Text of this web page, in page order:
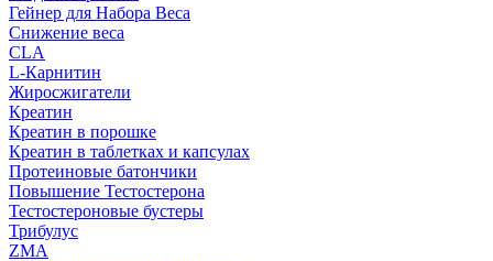
Гейнер для Набора Веса
Снижение веса
CLA
L-Карнитин
Жиросжигатели
Креатин
Креатин в порошке
Креатин в таблетках и капсулах
Протеиновые батончики
Повышение Тестостерона
Тестостероновые бустеры
Трибулус
ZMA